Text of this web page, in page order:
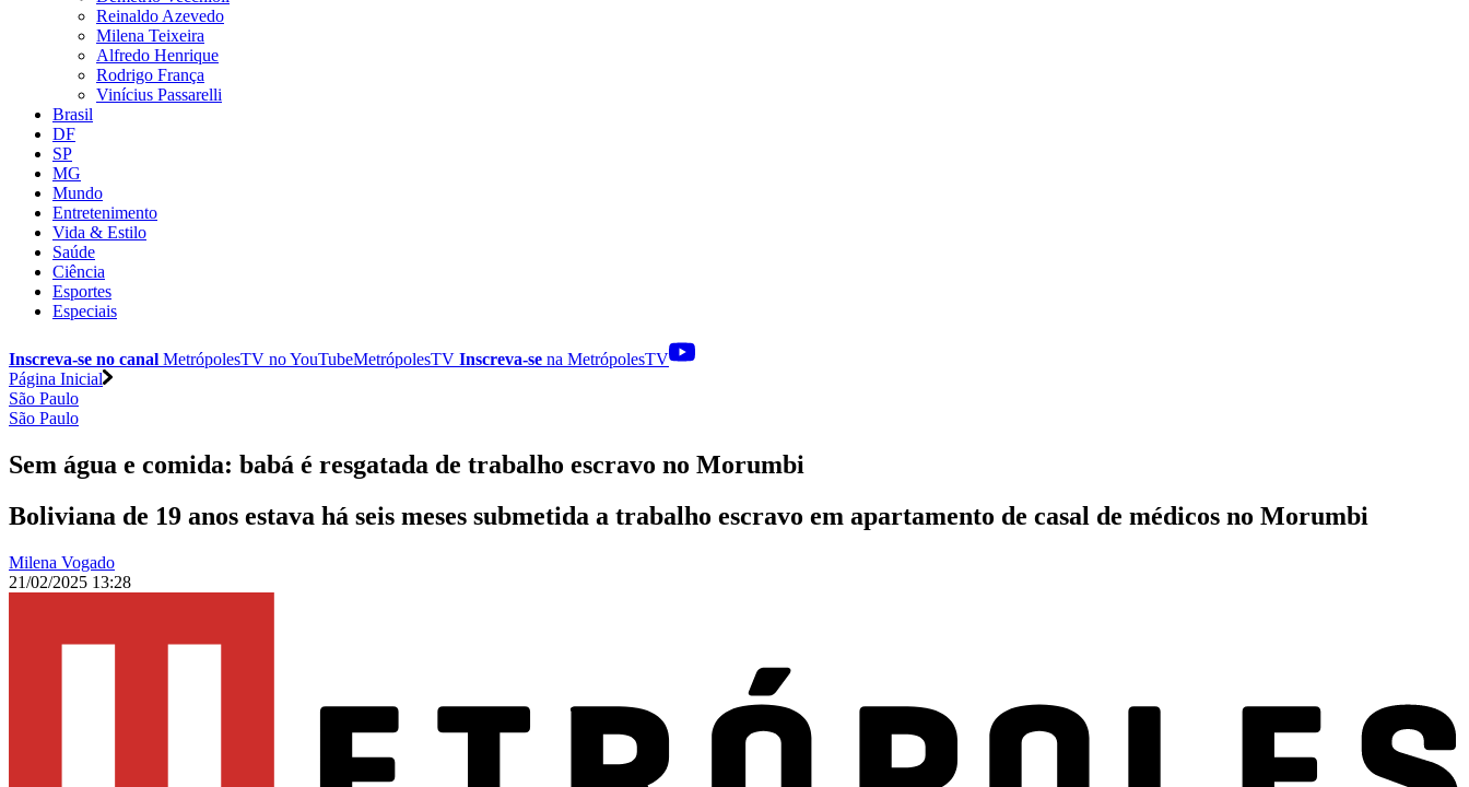
Reinaldo Azevedo
Milena Teixeira
Alfredo Henrique
Rodrigo França
Vinícius Passarelli
Brasil
DF
SP
MG
Mundo
Entretenimento
Vida & Estilo
Saúde
Ciência
Esportes
Especiais
Inscreva-se no canal MetrópolesTV noYouTubeMetrópolesTV Inscreva-se na MetrópolesTV
Página Inicial
São Paulo
São Paulo
Sem água e comida: babá é resgatada de trabalho escravo no Morumbi
Boliviana de 19 anos estava há seis meses submetida a trabalho escravo em apartamento de casal de médicos no Morumbi
Milena Vogado
21/02/2025 13:28